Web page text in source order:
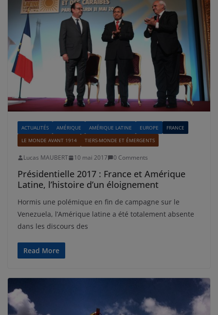
ACTUALITÉS AMÉRIQUE AMÉRIQUE LATINE EUROPE
FRANCE
LE MONDE AVANT 1914
TIERS-MONDE ET ÉMERGENTS
Lucas MAUBERT 10 mai 2017 0 Comments
Présidentielle 2017 : France et Amérique
Latine, l’histoire d’un éloignement
Hormis une polémique en fin de campagne sur le
Venezuela, l’Amérique latine a été totalement absente
dans les discours des
Read More